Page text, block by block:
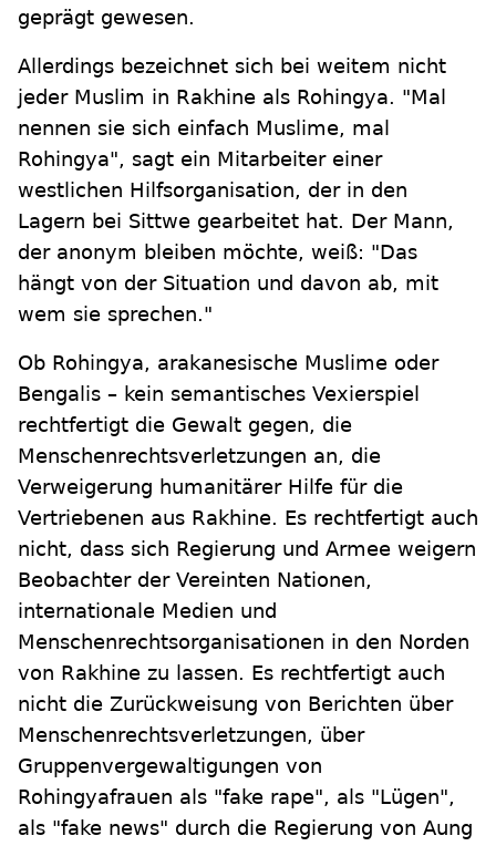
geprägt gewesen.
Allerdings bezeichnet sich bei weitem nicht
jeder Muslim in Rakhine als Rohingya. "Mal
nennen sie sich einfach Muslime, mal
Rohingya", sagt ein Mitarbeiter einer
westlichen Hilfsorganisation, der in den
Lagern bei Sittwe gearbeitet hat. Der Mann,
der anonym bleiben möchte, weiß: "Das
hängt von der Situation und davon ab, mit
wem sie sprechen."
Ob Rohingya, arakanesische Muslime oder
Bengalis – kein semantisches Vexierspiel
rechtfertigt die Gewalt gegen, die
Menschenrechtsverletzungen an, die
Verweigerung humanitärer Hilfe für die
Vertriebenen aus Rakhine. Es rechtfertigt auch
nicht, dass sich Regierung und Armee weigern
Beobachter der Vereinten Nationen,
internationale Medien und
Menschenrechtsorganisationen in den Norden
von Rakhine zu lassen. Es rechtfertigt auch
nicht die Zurückweisung von Berichten über
Menschenrechtsverletzungen, über
Gruppenvergewaltigungen von
Rohingyafrauen als "fake rape", als "Lügen",
als "fake news" durch die Regierung von Aung